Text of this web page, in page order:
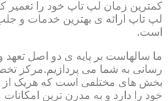
کمترین زمان لپ تاپ خود را
لپ تاپ ارائه ی بهترین خدمات و
است.
ما سالهاست بر پایه ی دو اصل
رسانی به شما می پردازیم.مرکز
بخش های مختلفی است که هریک
خود را دارد و به مدرن ترین